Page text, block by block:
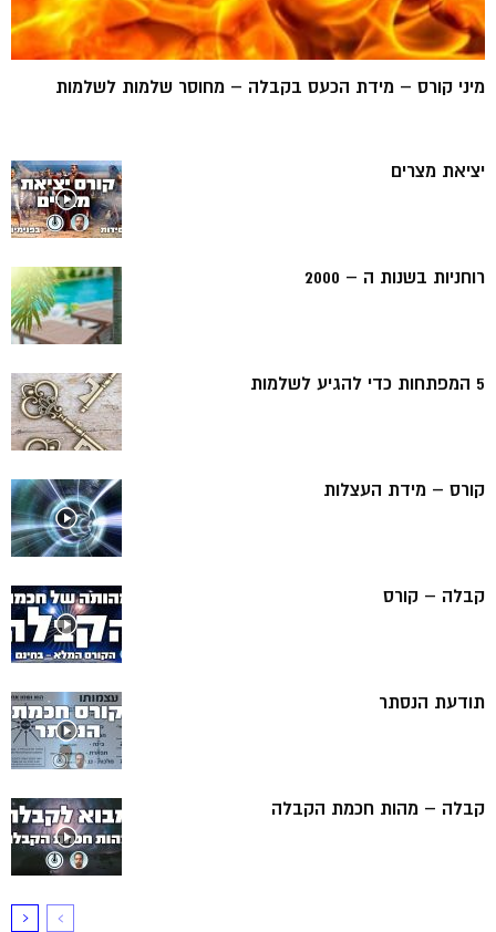
מיני קורס – מידת הכעס בקבלה – מחוסר שלמות לשלמות
יציאת מצרים
רוחניות בשנות ה – 2000
5 המפתחות כדי להגיע לשלמות
קורס – מידת העצלות
קבלה – קורס
תודעת הנסתר
קבלה – מהות חכמת הקבלה